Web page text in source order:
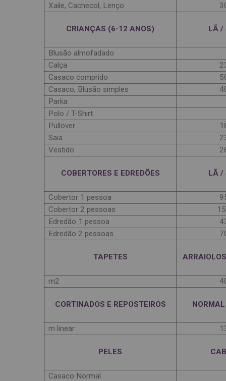
Xaile, Cachecol, Lenço
CRIANÇAS (6-12 ANOS) LÃ /
Blusão almofadado
Calça
Casaco comprido
Casaco, Blusão simples
Parka
Polo / T-Shirt
Pullover
Saia
Vestido
COBERTORES E EDREDÕES LÃ /
Cobertor 1 pessoa
Cobertor 2 pessoas
Edredão 1 pessoa
Edredão 2 pessoas
TAPETES
m2
CORTINADOS E REPOSTEIROS
m linear
PELES
Casaco Normal